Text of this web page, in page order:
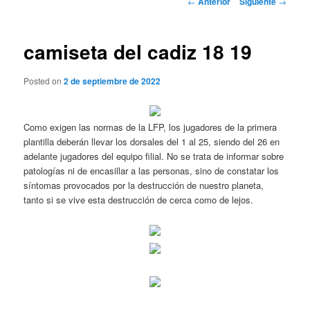
camiseta del cadiz 18 19
Posted on2 de septiembre de 2022
Como exigen las normas de la LFP, los jugadores de la primera
plantilla deberán llevar los dorsales del 1 al 25, siendo del 26 en
adelante jugadores del equipo filial. No se trata de informar sobre
patologías ni de encasillar a las personas, sino de constatar los
síntomas provocados por la destrucción de nuestro planeta,
tanto si se vive esta destrucción de cerca como de lejos.